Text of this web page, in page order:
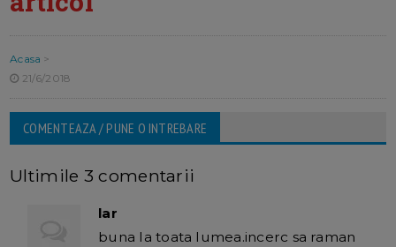
Acasa >
21/6/2018
COMENTEAZA / PUNE O INTREBARE
Ultimile 3 comentarii
lar
buna la toata lumea.incerc sa raman